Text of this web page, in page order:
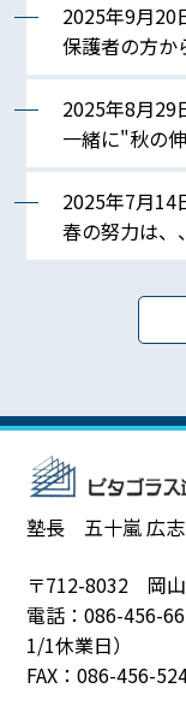
2025年9月20
保護者の方か
2025年8月29
一緒に"秋の
2025年7月14
春の努力は、
塾長 五十嵐 広志
〒712-8032 岡
電話：086-456-
1/1休業日）
FAX：086-456-